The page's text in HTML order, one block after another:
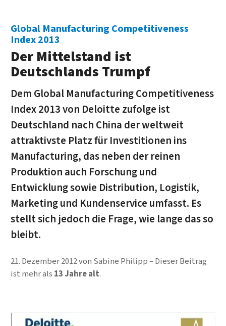
Global Manufacturing Competitiveness
Index 2013
Der Mittelstand ist
Deutschlands Trumpf
Dem Global Manufacturing Competitiveness
Index 2013 von Deloitte zufolge ist
Deutschland nach China der weltweit
attraktivste Platz für Investitionen ins
Manufacturing, das neben der reinen
Produktion auch Forschung und
Entwicklung sowie Distribution, Logistik,
Marketing und Kundenservice umfasst. Es
stellt sich jedoch die Frage, wie lange das so
bleibt.
21. Dezember 2012von Sabine Philipp
Dieser Beitrag
ist mehr als 13 Jahre alt.